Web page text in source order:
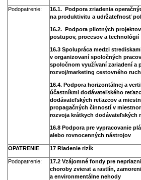
Podopatrenie:
16.1. Podpora zriadenia
na produktivitu a udržateľnosť
16.2. Podpora pilotných
postupov, procesov a technológií
16.3 Spolupráca medzi
v organizovaní spoločných
spoločnom využívaní zariadení a
rozvoj/marketing cestovného
16.4. Podpora horizontálnej a
účastníkmi dodávateľského
dodávateľských reťazcov a
propagačných činností v
rozvoja krátkych dodávateľských
16.8 Podpora pre vypracovanie
alebo rovnocenných nástrojov
OPATRENIE 17 Riadenie rizík
Podopatrenie:
17.2 Vzájomné fondy pre
choroby zvierat a rastlín,
a environmentálne nehody